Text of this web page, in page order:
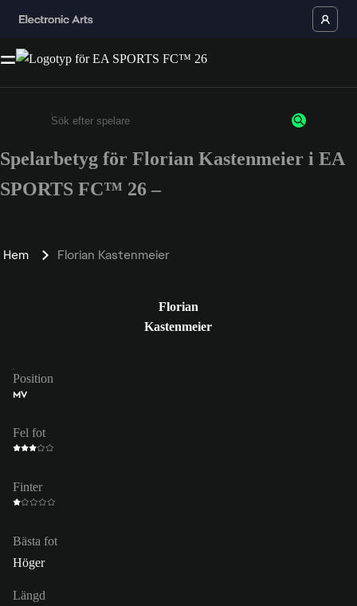
Ange minst 3 tecken eller siffror
Spelarbetyg för Florian Kastenmeier i EA
SPORTS FC™ 26 –
Hem Florian Kastenmeier
Florian
Kastenmeier
Position
MV
Fel fot
Finter
Bästa fot
Höger
Längd